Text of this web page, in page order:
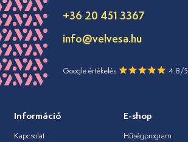
+36 20 451 3367
info@velvesa.hu
Google értékelés 4.8/5
Információ
Kapcsolat
E-shop
Hűségprogram